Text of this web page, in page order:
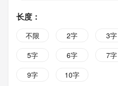
长度 ：
不限 2字 3字
5字
6字 7字
9字
10字